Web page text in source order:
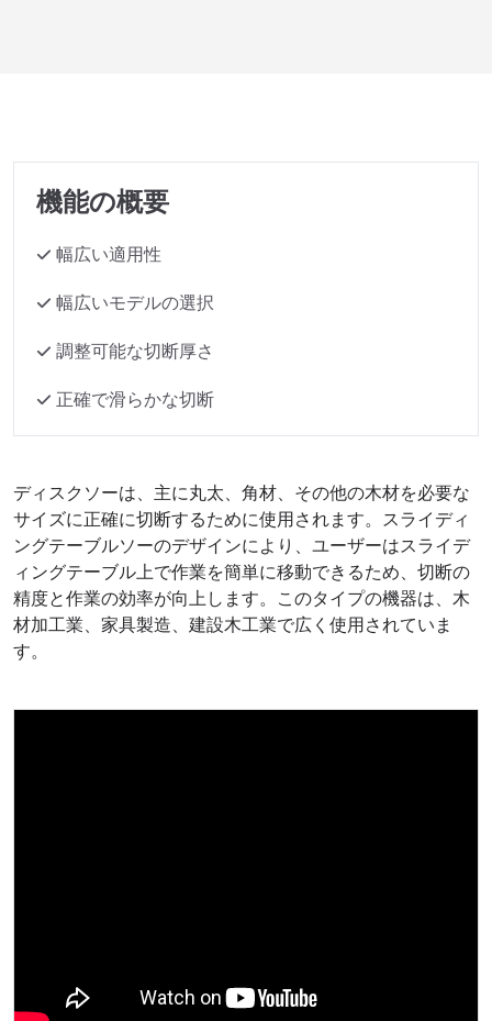
機能の概要
幅広い適用性
幅広いモデルの選択
調整可能な切断厚さ
正確で滑らかな切断
ディスクソーは、主に丸太、角材、その他の木材を必要な
サイズに正確に切断するために使用されます。スライディ
ングテーブルソーのデザインにより、ユーザーはスライデ
ィングテーブル上で作業を簡単に移動できるため、切断の
精度と作業の効率が向上します。このタイプの機器は、木
材加工業、家具製造、建設木工業で広く使用されていま
す。